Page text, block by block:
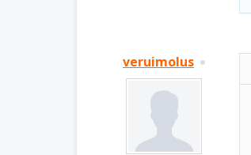
veruimolus